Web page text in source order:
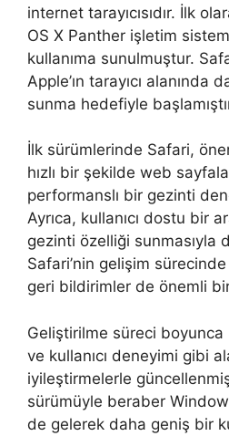
internet tarayıcısıdır. İlk
OS X Panther işletim
kullanıma sunulmuştur.
Apple’ın tarayıcı
sunma hedefiyle
İlk sürümlerinde Safari,
hızlı bir şekilde web
performanslı bir gezinti
Ayrıca, kullanıcı dostu bir
gezinti özelliği sunmasıyla
Safari’nin gelişim
geri bildirimler de önemli bir
Geliştirilme süreci boyunca
ve kullanıcı deneyimi gibi
iyileştirmelerle
sürümüyle beraber
de gelerek daha geniş bir